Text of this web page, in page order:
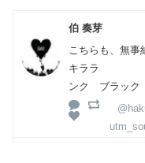
伯 奏芽
こちらも、無
キララ （ナ
ンク ブラック